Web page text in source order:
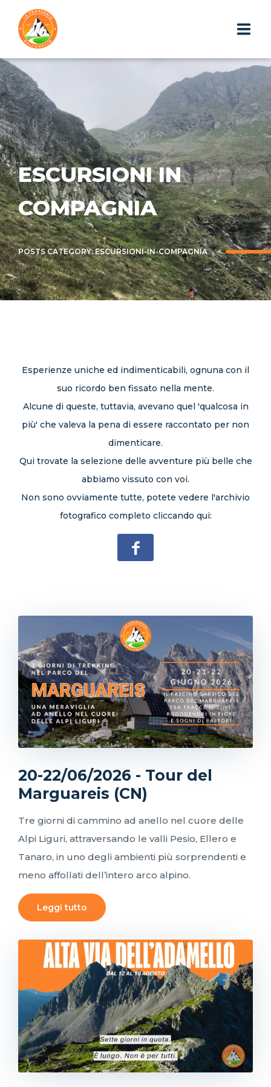
HOME
CHI SIAMO
ESCURSIONI
PHOTOGALLERY
IL BLOG
I GADGET
WEBAPP
CONTATTI
ESCURSIONI IN
COMPAGNIA
POSTS CATEGORY: ESCURSIONI-IN-COMPAGNIA
Esperienze uniche ed indimenticabili, ognuna con il
suo ricordo ben fissato nella mente.
Alcune di queste, tuttavia, avevano quel 'qualcosa in
più' che valeva la pena di essere raccontato per non
dimenticare.
Qui trovate la selezione delle avventure più belle che
abbiamo vissuto con voi.
Non sono ovviamente tutte, potete vedere l'archivio
fotografico completo cliccando qui:
20-22/06/2026 - Tour del
Marguareis (CN)
Tre giorni di cammino ad anello nel cuore delle
Alpi Liguri, attraversando le valli Pesio, Ellero e
Tanaro, in uno degli ambienti più sorprendenti e
meno affollati dell’intero arco alpino.
Leggi tutto